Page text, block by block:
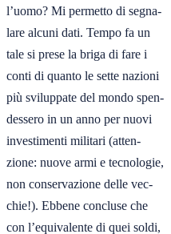
l’uomo? Mi permetto di segna-
lare alcuni dati. Tempo fa un
tale si prese la briga di fare i
conti di quanto le sette nazioni
più sviluppate del mondo spen-
dessero in un anno per nuovi
investimenti militari (atten-
zione: nuove armi e tecnologie,
non conservazione delle vec-
chie!). Ebbene concluse che
con l’equivalente di quei soldi,